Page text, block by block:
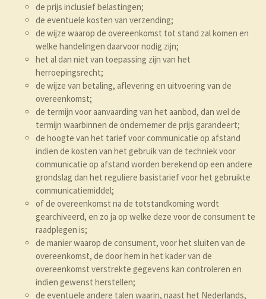
de prijs inclusief belastingen;
de eventuele kosten van verzending;
de wijze waarop de overeenkomst tot stand zal komen en
welke handelingen daarvoor nodig zijn;
het al dan niet van toepassing zijn van het
herroepingsrecht;
de wijze van betaling, aflevering en uitvoering van de
overeenkomst;
de termijn voor aanvaarding van het aanbod, dan wel de
termijn waarbinnen de ondernemer de prijs garandeert;
de hoogte van het tarief voor communicatie op afstand
indien de kosten van het gebruik van de techniek voor
communicatie op afstand worden berekend op een andere
grondslag dan het reguliere basistarief voor het gebruikte
communicatiemiddel;
of de overeenkomst na de totstandkoming wordt
gearchiveerd, en zo ja op welke deze voor de consument te
raadplegen is;
de manier waarop de consument, voor het sluiten van de
overeenkomst, de door hem in het kader van de
overeenkomst verstrekte gegevens kan controleren en
indien gewenst herstellen;
de eventuele andere talen waarin, naast het Nederlands,